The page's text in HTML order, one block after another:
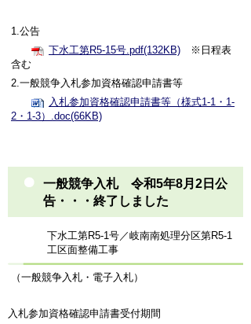
1.公告
下水工第R5-15号.pdf(132KB) ※日程表
含む
2.一般競争入札参加資格確認申請書等
入札参加資格確認申請書等（様式1-1・1-
2・1-3）.doc(66KB)
一般競争入札 令和5年8月2日公
告・・・終了しました
下水工第R5-1号／岐南南処理分区第R5-1
工区面整備工事
（一般競争入札・電子入札）
入札参加資格確認申請書受付期間